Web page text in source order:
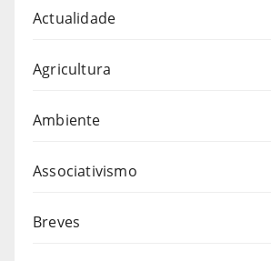
Actualidade
Agricultura
Ambiente
Associativismo
Breves